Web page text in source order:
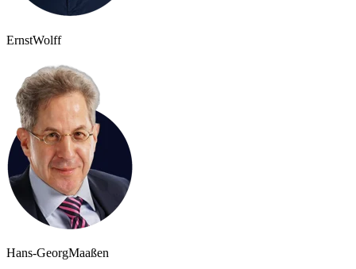
ErnstWolff
Hans-GeorgMaaßen